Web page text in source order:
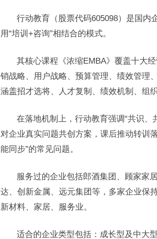
行动教育（股票代码605098）是国内
用“培训+咨询”相结合的模式。
其核心课程《浓缩EMBA》覆盖十大
销战略、用户战略、预算管理、绩效管理
涵盖招才选将、人才复制、绩效机制、组
在落地机制上，行动教育强调“共识
对企业真实问题共创方案，课后推动转训
能同步”的常见问题。
服务过的企业包括郎酒集团、顾家家
达、创新金属、远元集团等，多家企业保
新材料、家居、服务业。
适合的企业类型包括：成长型及中大